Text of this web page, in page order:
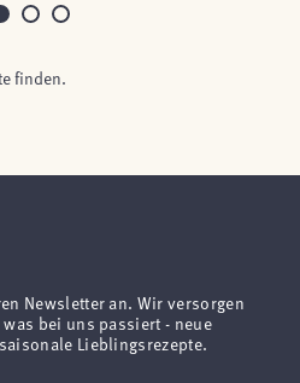
finden.
Newsletter an. Wir versorgen
bei uns passiert - neue
Lieblingsrezepte.